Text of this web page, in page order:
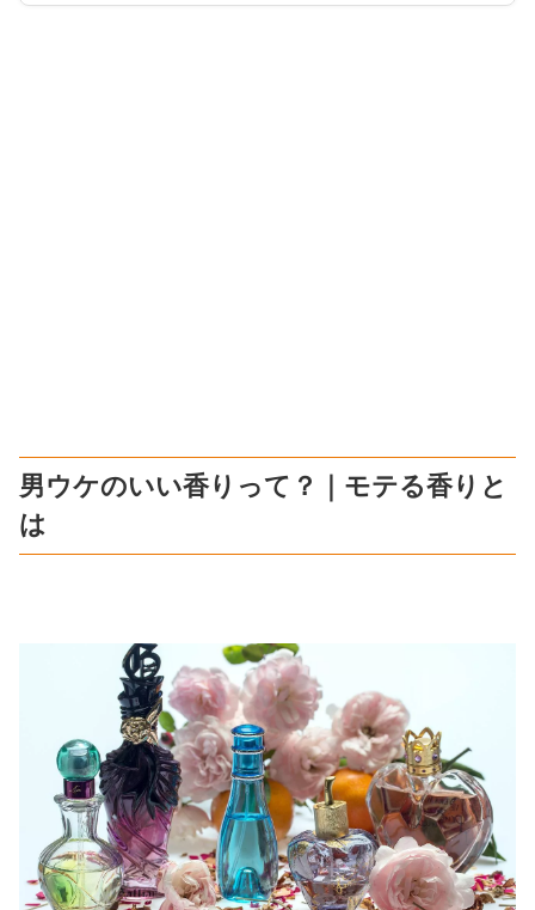
男ウケのいい香りって？｜モテる香りと
は